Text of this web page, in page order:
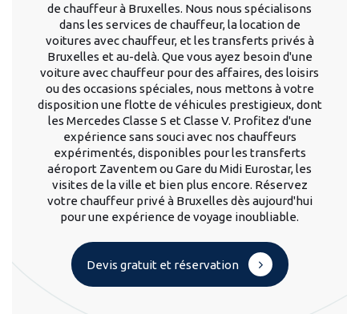
de chauffeur à Bruxelles. Nous nous spécialisons
dans les services de chauffeur, la location de
voitures avec chauffeur, et les transferts privés à
Bruxelles et au-delà. Que vous ayez besoin d'une
voiture avec chauffeur pour des affaires, des loisirs
ou des occasions spéciales, nous mettons à votre
disposition une flotte de véhicules prestigieux, dont
les Mercedes Classe S et Classe V. Profitez d'une
expérience sans souci avec nos chauffeurs
expérimentés, disponibles pour les transferts
aéroport Zaventem ou Gare du Midi Eurostar, les
visites de la ville et bien plus encore. Réservez
votre chauffeur privé à Bruxelles dès aujourd'hui
pour une expérience de voyage inoubliable.
Devis gratuit et réservation